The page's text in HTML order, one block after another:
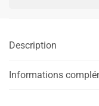
2027
Description
Informations